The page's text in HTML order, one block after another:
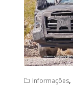
Informações,